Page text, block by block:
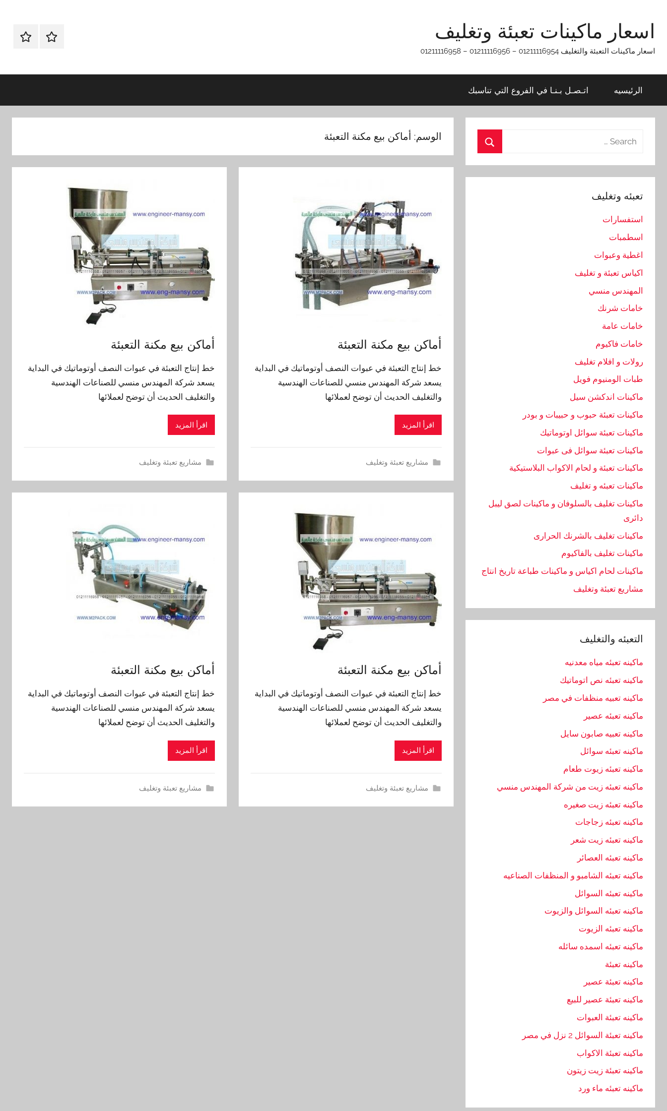
content
اسعار ماكينات تعبئة وتغليف
اسعار ماكينات التعبئة والتغليف 01211116954 – 01211116956 – 01211116958
الرئيسيهاتـصـل
تناسبك
الرئيسيه اتـصـل بـنـا في الفروع التي تناسبك
الوسم: أماكن بيع مكنة التعبئة
أماكن بيع مكنة التعبئة
خط إنتاج التعبئة في عبوات النصف أوتوماتيك في البداية
يسعد شركة المهندس منسي للصناعات الهندسية
والتغليف الحديث أن توضح لعملائها
اقرأ المزيد
مشاريع تعبئة وتغليف
أماكن بيع مكنة التعبئة
خط إنتاج التعبئة في عبوات النصف أوتوماتيك في البداية
يسعد شركة المهندس منسي للصناعات الهندسية
والتغليف الحديث أن توضح لعملائها
اقرأ المزيد
مشاريع تعبئة وتغليف
أماكن بيع مكنة التعبئة
خط إنتاج التعبئة في عبوات النصف أوتوماتيك في البداية
يسعد شركة المهندس منسي للصناعات الهندسية
والتغليف الحديث أن توضح لعملائها
اقرأ المزيد
مشاريع تعبئة وتغليف
أماكن بيع مكنة التعبئة
خط إنتاج التعبئة في عبوات النصف أوتوماتيك في البداية
يسعد شركة المهندس منسي للصناعات الهندسية
والتغليف الحديث أن توضح لعملائها
اقرأ المزيد
مشاريع تعبئة وتغليف
Search
تعبئه وتغليف
استفسارات
اسطمبات
اغطية وعبوات
اكياس تعبئة و تغليف
المهندس منسي
خامات شرنك
خامات عامة
خامات فاكيوم
رولات و افلام تغليف
طبات الومنيوم فويل
ماكينات اندكشن سيل
ماكينات تعبئة حبوب و حبيبات و بودر
ماكينات تعبئة سوائل اوتوماتيك
ماكينات تعبئة سوائل فى عبوات
ماكينات تعبئة و لحام الاكواب البلاستيكية
ماكينات تعبئه و تغليف
ماكينات تغليف بالسلوفان و ماكينات لصق ليبل
دائرى
ماكينات تغليف بالشرنك الحرارى
ماكينات تغليف بالفاكيوم
ماكينات لحام اكياس و ماكينات طباعة تاريخ انتاج
مشاريع تعبئة وتغليف
التعبئه والتغليف
ماكينه تعبئه مياه معدنيه
ماكينه تعبئه نص اتوماتيك
ماكينه تعبيه منظفات في مصر
ماكينه تعبئه عصير
ماكينه تعبيه صابون سايل
ماكينه تعبئه سوائل
ماكينه تعبئه زيوت طعام
ماكينه تعبئه زيت من شركة المهندس منسي
ماكينه تعبئه زيت صغيره
ماكينه تعبئه زجاجات
ماكينه تعبئه زيت شعر
ماكينه تعبئه العصائر
ماكينه تعبئه الشامبو و المنظفات الصناعيه
ماكينه تعبئه السوائل
ماكينه تعبئه السوائل والزيوت
ماكينه تعبئه الزيوت
ماكينه تعبئه اسمده سائله
ماكينه تعبئة
ماكينه تعبئة عصير
ماكينه تعبئة عصير للبيع
ماكينه تعبئة العبوات
ماكينه تعبئة السوائل 2 نزل في مصر
ماكينه تعبئة الاكواب
ماكينه تعبئة زيت زيتون
ماكينه تعبئه ماء ورد